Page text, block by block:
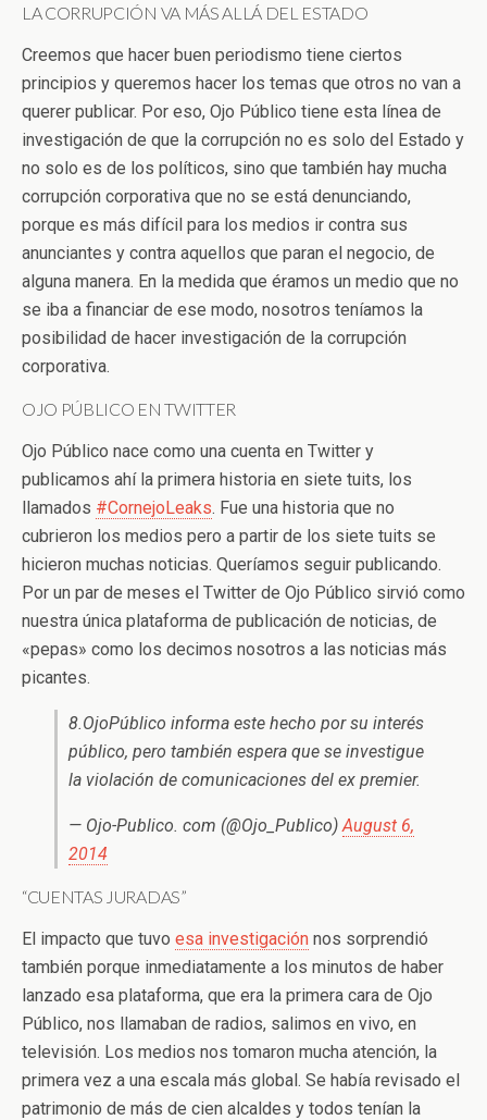
LA CORRUPCIÓN VA MÁS ALLÁ DEL ESTADO
Creemos que hacer buen periodismo tiene ciertos
principios y queremos hacer los temas que otros no van a
querer publicar. Por eso, Ojo Público tiene esta línea de
investigación de que la corrupción no es solo del Estado y
no solo es de los políticos, sino que también hay mucha
corrupción corporativa que no se está denunciando,
porque es más difícil para los medios ir contra sus
anunciantes y contra aquellos que paran el negocio, de
alguna manera. En la medida que éramos un medio que no
se iba a financiar de ese modo, nosotros teníamos la
posibilidad de hacer investigación de la corrupción
corporativa.
OJO PÚBLICO EN TWITTER
Ojo Público nace como una cuenta en Twitter y
publicamos ahí la primera historia en siete tuits, los
llamados #CornejoLeaks. Fue una historia que no
cubrieron los medios pero a partir de los siete tuits se
hicieron muchas noticias. Queríamos seguir publicando.
Por un par de meses el Twitter de Ojo Público sirvió como
nuestra única plataforma de publicación de noticias, de
«pepas» como los decimos nosotros a las noticias más
picantes.
8.OjoPúblico informa este hecho por su interés
público, pero también espera que se investigue
la violación de comunicaciones del ex premier.
— Ojo-Publico. com (@Ojo_Publico)August 6,
2014
“CUENTAS JURADAS”
El impacto que tuvo esa investigación nos sorprendió
también porque inmediatamente a los minutos de haber
lanzado esa plataforma, que era la primera cara de Ojo
Público, nos llamaban de radios, salimos en vivo, en
televisión. Los medios nos tomaron mucha atención, la
primera vez a una escala más global. Se había revisado el
patrimonio de más de cien alcaldes y todos tenían la